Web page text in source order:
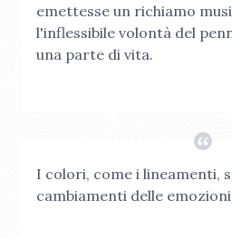
emettesse un richiamo
l'inflessibile volontà del
una parte di vita.
I colori, come i lineamenti,
cambiamenti delle